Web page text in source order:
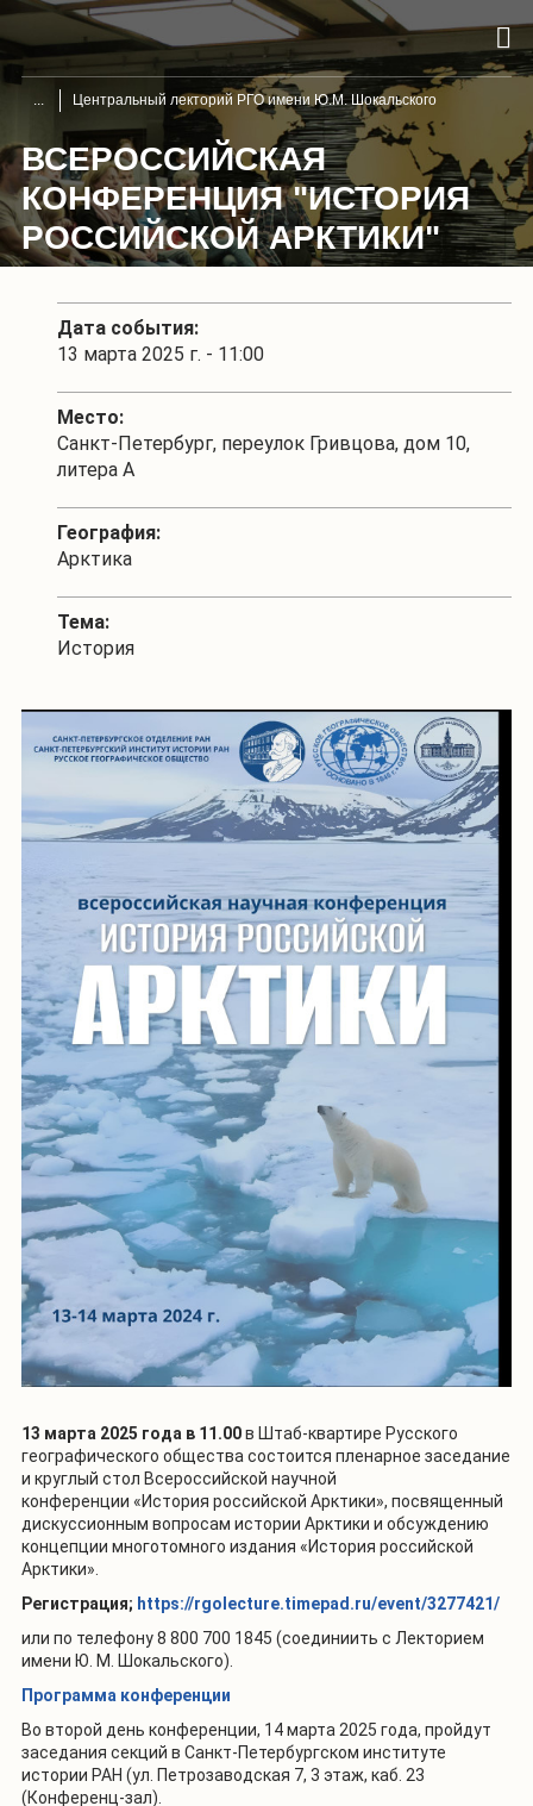
Центральный лекторий РГО имени Ю.М. Шокальского
ВСЕРОССИЙСКАЯ
КОНФЕРЕНЦИЯ "ИСТОРИЯ
РОССИЙСКОЙ АРКТИКИ"
Дата события:
13 марта 2025 г. - 11:00
Место:
Санкт-Петербург, переулок Гривцова, дом 10,
литера А
География:
Арктика
Тема:
История
13 марта 2025 года в 11.00в Штаб-квартире Русского
географического общества состоится пленарное заседание
и круглый стол Всероссийской научной
конференции «История российской Арктики», посвященный
дискуссионным вопросам истории Арктики и обсуждению
концепции многотомного издания «История российской
Арктики».
Регистрация; https://rgolecture.timepad.ru/event/3277421/
или по телефону 8 800 700 1845 (соединиить с Лекторием
имени Ю. М. Шокальского).
Программа конференции
Во второй день конференции, 14 марта 2025 года, пройдут
заседания секций в Санкт-Петербургском институте
истории РАН (ул. Петрозаводская 7, 3 этаж, каб. 23
(Конференц-зал).